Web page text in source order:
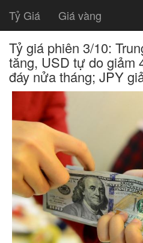
Tỷ Giá Giá vàng
Tỷ giá phiên 3/10:
tăng, USD tự do giảm
đáy nửa tháng; JPY